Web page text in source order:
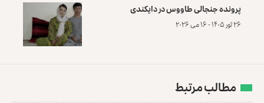
پرونده‌ جنجالی طاووس در دایکندی
۲۶ ثور ۱۴۰۵ - ۱۶ می ۲۰۲۶
مطالب مرتبط